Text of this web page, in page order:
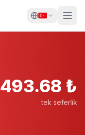
493.68 ₺
tek seferlik